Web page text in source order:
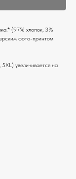
(97% хлопок, 3%
фото-принтом
увеличивается на